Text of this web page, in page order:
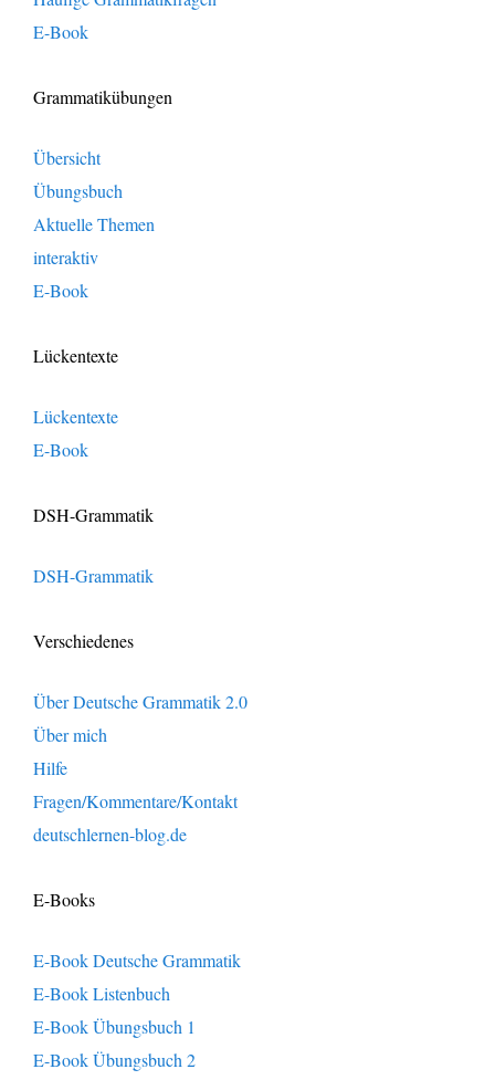
E-Book
Grammatikübungen
Übersicht
Übungsbuch
Aktuelle Themen
interaktiv
E-Book
Lückentexte
Lückentexte
E-Book
DSH-Grammatik
DSH-Grammatik
Verschiedenes
Über Deutsche Grammatik 2.0
Über mich
Hilfe
Fragen/Kommentare/Kontakt
deutschlernen-blog.de
E-Books
E-Book Deutsche Grammatik
E-Book Listenbuch
E-Book Übungsbuch 1
E-Book Übungsbuch 2